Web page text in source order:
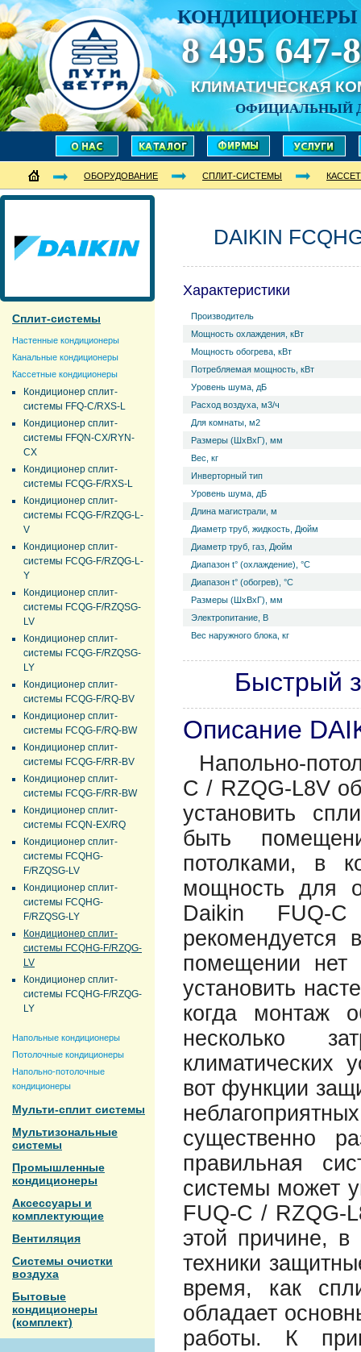
КОНДИЦИОНЕРЫ
8 495 647-
КЛИМАТИЧЕСКАЯ
ОФИЦИАЛЬНЫЙ
ОБОРУДОВАНИЕ СПЛИТ-СИСТЕМЫ
Сплит-системы
Настенные кондиционеры
Канальные кондиционеры
Кассетные кондиционеры
Кондиционер сплит-
системы FFQ-C/RXS-L
Кондиционер сплит-
системы FFQN-CX/RYN-
CX
Кондиционер сплит-
системы FCQG-F/RXS-L
Кондиционер сплит-
системы FCQG-F/RZQG-L-
V
Кондиционер сплит-
системы FCQG-F/RZQG-L-
Y
Кондиционер сплит-
системы FCQG-F/RZQSG-
LV
Кондиционер сплит-
системы FCQG-F/RZQSG-
LY
Кондиционер сплит-
системы FCQG-F/RQ-BV
Кондиционер сплит-
системы FCQG-F/RQ-BW
Кондиционер сплит-
системы FCQG-F/RR-BV
Кондиционер сплит-
системы FCQG-F/RR-BW
Кондиционер сплит-
системы FCQN-EX/RQ
Кондиционер сплит-
системы FCQHG-
F/RZQSG-LV
Кондиционер сплит-
системы FCQHG-
F/RZQSG-LY
Кондиционер сплит-
системы FCQHG-F/RZQG-
LV
Кондиционер сплит-
системы FCQHG-F/RZQG-
LY
Напольные кондиционеры
Потолочные кондиционеры
Напольно-потолочные
кондиционеры
Мульти-сплит системы
Мультизональные
системы
Промышленные
кондиционеры
Аксессуары и
комплектующие
Вентиляция
Системы очистки
воздуха
Бытовые
кондиционеры
(комплект)
DAIKIN
Характеристики
Производитель
Мощность охлаждения, кВт
Мощность обогрева, кВт
Потребляемая мощность, кВт
Уровень ш­ума, дБ
Расход воздуха, м3/ч
Для комнаты, м2
Размеры (ШхВхГ), мм
Вес, кг
Инверторный тип
Уровень ш­ума, дБ
Длина магистрали, м
Диаметр труб, жидкость, Дюйм
Диаметр труб, газ, Дюйм
Диапазон t° (охлаждение), °С
Диапазон t° (обогрев), °С
Размеры (ШхВхГ), мм
Электропитание, В
Вес наружного блока, кг
Быстрый
Описание
Напольно-
C / RZQG-L8V
установить
быть
потолками, в
мощность для
Daikin FUQ-
рекомендуется
помещении
установить
когда монтаж
несколько
климатических
вот функции
существенно
правильная
системы может
FUQ-C / RZQG-
этой причине,
техники
время, как
обладает
работы. К